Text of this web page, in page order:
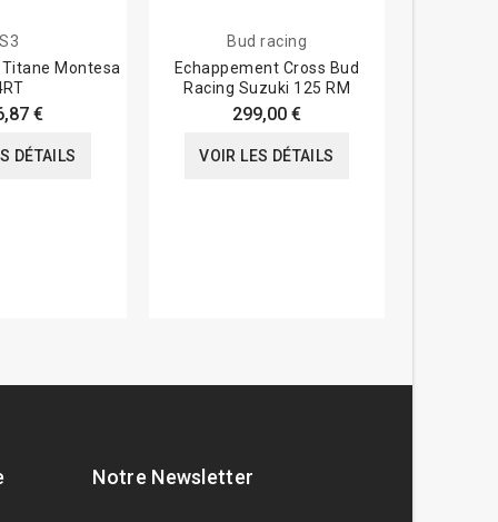
S3
Montesa
€
DÉTAILS
Bud racing
Echappement Cross Bud
Racing Suzuki 125 RM
299,00 €
VOIR LES DÉTAILS
Notre Newsletter